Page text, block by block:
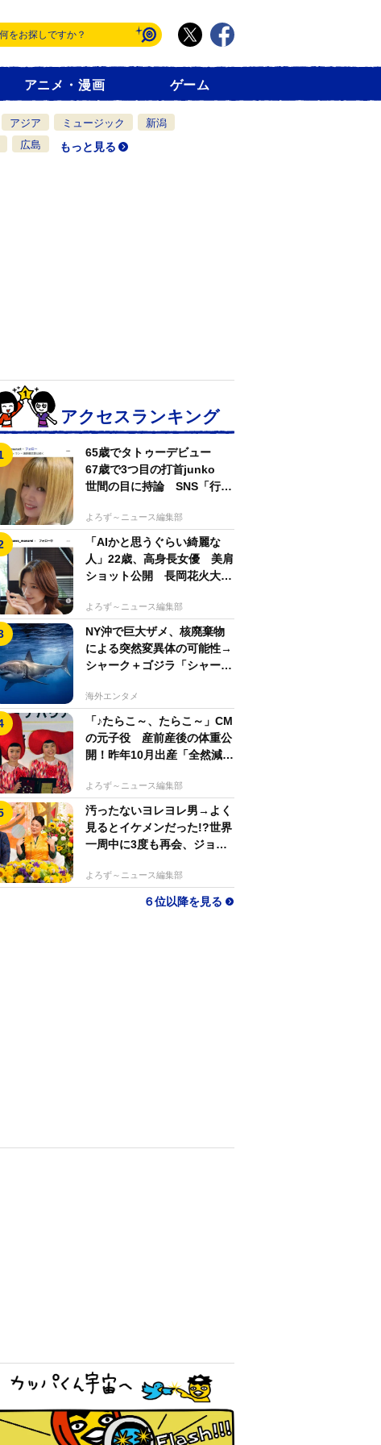
アニメ・漫画 ゲーム
アジア ミュージック
新潟
広島 もっと見る
アクセスランキング
65歳でタトゥーデビュー
67歳で3つ目の打首junko
世間の目に持論 SNS「行動
よろず～ニュース編集部
「AIかと思うぐらい綺麗な
人」22歳、高身長女優 美肩
ショット公開 長岡花火大会
よろず～ニュース編集部
NY沖で巨大ザメ、核廃棄物
による突然変異体の可能性→
シャーク＋ゴジラ「シャーク
海外エンタメ
「♪たらこ～、たらこ～」CM
の元子役 産前産後の体重公
開！昨年10月出産「全然減ら
よろず～ニュース編集部
汚ったないヨレヨレ男→よく
見るとイケメンだった!?世界
一周中に3度も再会、ジョー
へ！【新婚さん】
よろず～ニュース編集部
６位以降を見る